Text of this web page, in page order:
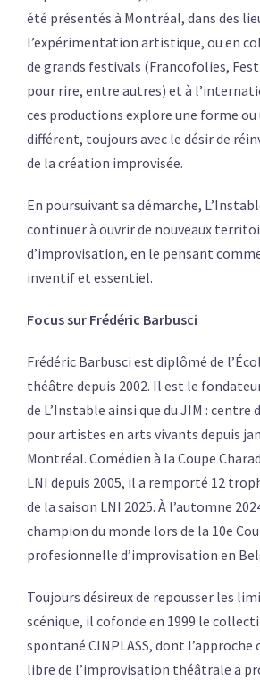
été présentés à Montréal, dans des
l’expérimentation artistique, ou en
de grands festivals (Francofolies,
pour rire, entre autres) et à
ces productions explore une forme ou
différent, toujours avec le désir de
de la création improvisée.
En poursuivant sa démarche,
continuer à ouvrir de nouveaux
d’improvisation, en le pensant
inventif et essentiel.
Focus sur Frédéric Barbusci
Frédéric Barbusci est diplômé de
théâtre depuis 2002. Il est le
de L’Instable ainsi que du JIM : centre
pour artistes en arts vivants depuis
Montréal. Comédien à la Coupe
LNI depuis 2005, il a remporté 12
de la saison LNI 2025. À l’automne
champion du monde lors de la 10e
profesionnelle d’improvisation en
Toujours désireux de repousser les
scénique, il cofonde en 1999 le
spontané CINPLASS, dont
libre de l’improvisation théâtrale a